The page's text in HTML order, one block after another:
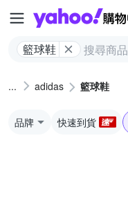
籃球鞋
adidas 籃球鞋
品牌 快速到貨